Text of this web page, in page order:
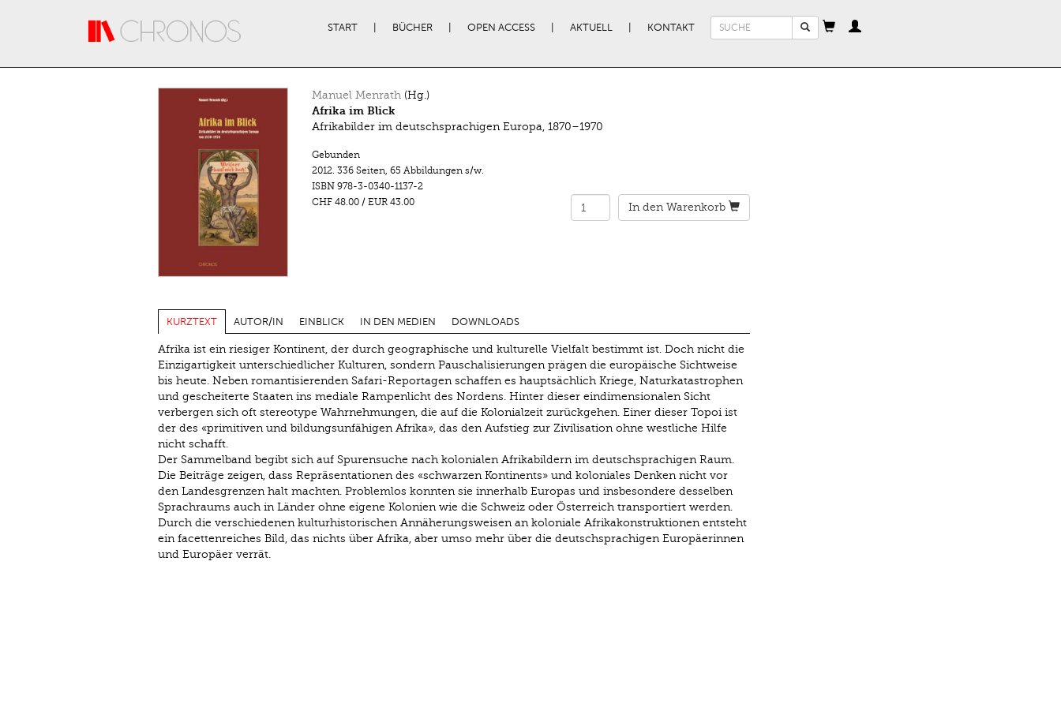
START BÜCHER OPEN ACCESS AKTUELL KONTAKT
Suchformular
Manuel Menrath(Hg.)
Afrika im Blick
Afrikabilder im deutschsprachigen Europa, 1870–1970
Gebunden
2012. 336 Seiten, 65 Abbildungen s/w.
ISBN 978-3-0340-1137-2
CHF 48.00/ EUR 43.00 In den Warenkorb
KURZTEXT AUTOR/IN EINBLICK IN DEN MEDIEN DOWNLOADS
Afrika ist ein riesiger Kontinent, der durch geographische und kulturelle Vielfalt bestimmt ist. Doch nicht die
Einzigartigkeit unterschiedlicher Kulturen, sondern Pauschalisierungen prägen die europäische Sichtweise
bis heute. Neben romantisierenden Safari-Reportagen schaffen es hauptsächlich Kriege, Naturkatastrophen
und gescheiterte Staaten ins mediale Rampenlicht des Nordens. Hinter dieser eindimensionalen Sicht
verbergen sich oft stereotype Wahrnehmungen, die auf die Kolonialzeit zurückgehen. Einer dieser Topoi ist
der des «primitiven und bildungsunfähigen Afrika», das den Aufstieg zur Zivilisation ohne westliche Hilfe
nicht schafft.
Der Sammelband begibt sich auf Spurensuche nach kolonia­len Afrikabildern im deutschsprachigen Raum.
Die Beiträge zeigen, dass Repräsentationen des «schwarzen Kontinents» und koloniales Denken nicht vor
den Landesgrenzen halt machten. Problemlos konnten sie innerhalb Europas und insbesondere desselben
Sprachraums auch in Länder ohne eigene Kolonien wie die Schweiz oder Österreich transportiert werden.
Durch die verschiedenen kulturhistorischen Annäherungsweisen an koloniale Afrikakonstruktionen entsteht
ein facettenreiches Bild, das nichts über Afrika, aber umso mehr über die deutschsprachigen Europäerinnen
und Europäer verrät.